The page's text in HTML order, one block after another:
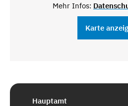
Mehr Infos:
Karte
Hauptamt